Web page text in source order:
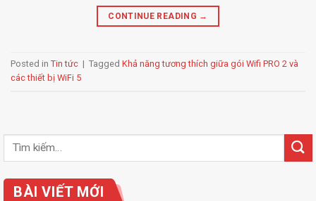
CONTINUE READING →
Posted in Tin tức | Tagged Khả năng tương thích giữa gói Wifi PRO 2 và
các thiết bị WiFi 5
BÀI VIẾT MỚI